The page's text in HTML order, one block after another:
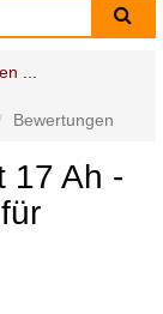
...
Bewertungen
17 Ah -